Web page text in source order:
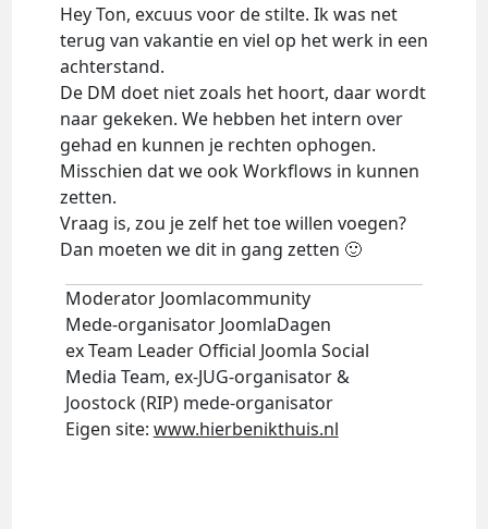
Hey Ton, excuus voor de stilte. Ik was net
terug van vakantie en viel op het werk in een
achterstand.
De DM doet niet zoals het hoort, daar wordt
naar gekeken. We hebben het intern over
gehad en kunnen je rechten ophogen.
Misschien dat we ook Workflows in kunnen
zetten.
Vraag is, zou je zelf het toe willen voegen?
Dan moeten we dit in gang zetten 🙂
Moderator Joomlacommunity
Mede-organisator JoomlaDagen
ex Team Leader Official Joomla Social
Media Team, ex-JUG-organisator &
Joostock (RIP) mede-organisator
Eigen site: www.hierbenikthuis.nl